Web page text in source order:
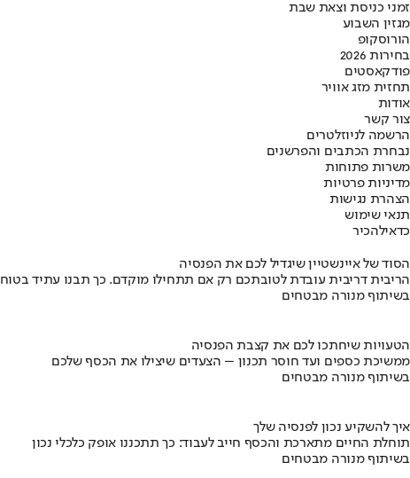
זמני כניסת וצאת שבת
מגזין השבוע
הורוסקופ
בחירות 2026
פודקאסטים
תחזית מזג אוויר
אודות
צור קשר
הרשמה לניוזלטרים
נבחרת הכתבים והפרשנים
משרות פתוחות
מדיניות פרטיות
הצהרת נגישות
תנאי שימוש
כדאילהכיר
הסוד של איינשטיין שיגדיל לכם את הפנסיה
הריבית דריבית עובדת לטובתכם רק אם תתחילו מוקדם. כך תבנו עתיד בטוח
בשיתוף מנורה מבטחים
הטעויות שיחתכו לכם את קצבת הפנסיה
ממשיכת כספים ועד חוסר תכנון – הצעדים שיצילו את הכסף שלכם
בשיתוף מנורה מבטחים
איך להשקיע נכון לפנסיה שלך
תוחלת החיים מתארכת והכסף חייב לעבוד: כך תתכננו אופק כלכלי נכון
בשיתוף מנורה מבטחים